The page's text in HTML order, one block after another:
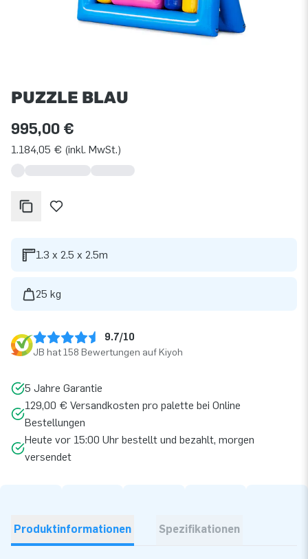
PUZZLE BLAU
995,00 €
1.184,05 € (inkl. MwSt.)
1.3 x 2.5 x 2.5m
25 kg
9.7/10
JB hat 158 Bewertungen auf Kiyoh
5 Jahre Garantie
129,00 € Versandkosten pro palette bei Online
Bestellungen
Heute vor 15:00 Uhr bestellt und bezahlt, morgen
versendet
Produktinformationen Spezifikationen